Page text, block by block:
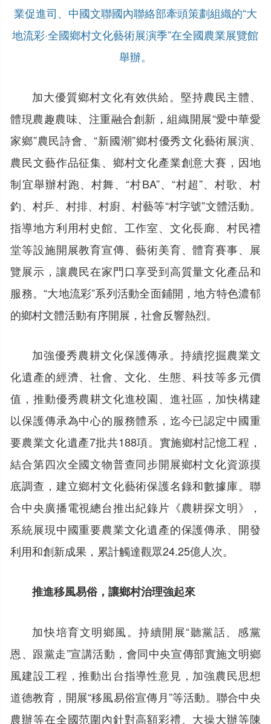
業促進司、中國文聯國內聯絡部牽頭策劃組織的“大
地流彩·全國鄉村文化藝術展演季”在全國農業展覽館
舉辦。
加大優質鄉村文化有效供給。堅持農民主體、
體現農趣農味、注重融合創新，組織開展“愛中華愛
家鄉”農民詩會、“新國潮”鄉村優秀文化藝術展演、
農民文藝作品征集、鄉村文化產業創意大賽，因地
制宜舉辦村跑、村舞、“村BA”、“村超”、村歌、村
釣、村乒、村排、村廚、村藝等“村字號”文體活動。
指導地方利用村史館、工作室、文化長廊、村民禮
堂等設施開展教育宣傳、藝術美育、體育賽事、展
覽展示，讓農民在家門口享受到高質量文化產品和
服務。“大地流彩”系列活動全面鋪開，地方特色濃郁
的鄉村文體活動有序開展，社會反響熱烈。
加強優秀農耕文化保護傳承。持續挖掘農業文
化遺產的經濟、社會、文化、生態、科技等多元價
值，推動優秀農耕文化進校園、進社區，加快構建
以保護傳承為中心的服務體系，迄今已認定中國重
要農業文化遺產7批共188項。實施鄉村記憶工程，
結合第四次全國文物普查同步開展鄉村文化資源摸
底調查，建立鄉村文化藝術保護名錄和數據庫。聯
合中央廣播電視總台推出紀錄片《農耕探文明》，
系統展現中國重要農業文化遺產的保護傳承、開發
利用和創新成果，累計觸達觀眾24.25億人次。
推進移風易俗，讓鄉村治理強起來
加快培育文明鄉風。持續開展“聽黨話、感黨
恩、跟黨走”宣講活動，會同中央宣傳部實施文明鄉
風建設工程，推動出台指導性意見，加強農民思想
道德教育，開展“移風易俗宣傳月”等活動。聯合中央
農辦等在全國范圍內針對高額彩禮、大操大辦等陳